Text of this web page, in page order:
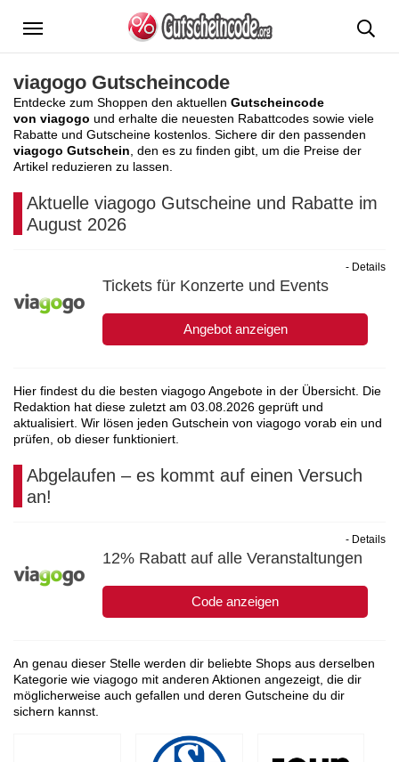
Menü
viagogo Gutscheincode
Entdecke zum Shoppen den aktuellen Gutscheincode
von viagogo und erhalte die neuesten Rabattcodes sowie viele
Rabatte und Gutscheine kostenlos. Sichere dir den passenden
viagogo Gutschein , den es zu finden gibt, um die Preise der
Artikel reduzieren zu lassen.
Aktuelle viagogo Gutscheine und Rabatte im
August 2026
Tickets für Konzerte und Events
Angebot anzeigen
- Details
Hier findest du die besten viagogo Angebote in der Übersicht. Die
Redaktion hat diese zuletzt am 03.08.2026 geprüft und
aktualisiert. Wir lösen jeden Gutschein von viagogo vorab ein und
prüfen, ob dieser funktioniert.
Abgelaufen – es kommt auf einen Versuch
an!
12% Rabatt auf alle Veranstaltungen
Code anzeigen
- Details
An genau dieser Stelle werden dir beliebte Shops aus derselben
Kategorie wie viagogo mit anderen Aktionen angezeigt, die dir
möglicherweise auch gefallen und deren Gutscheine du dir
sichern kannst.